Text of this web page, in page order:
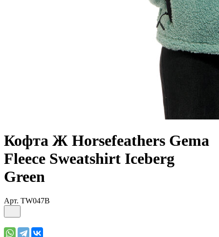
Кофта Ж Horsefeathers Gema
Fleece Sweatshirt Iceberg
Green
Арт. TW047B